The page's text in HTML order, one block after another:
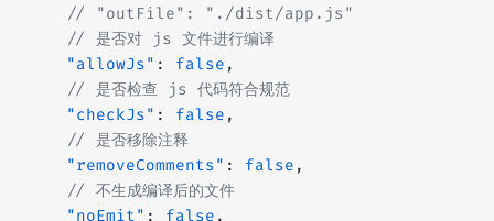
    // "outFile": "./dist/app.js"
    // 是否对 js 文件进行编译
    "allowJs"
: false ,
    // 是否检查 js 代码符合规范
    "checkJs"
: false ,
    // 是否移除注释
    "removeComments"
: false ,
    // 不生成编译后的文件
    "noEmit"
: false ,